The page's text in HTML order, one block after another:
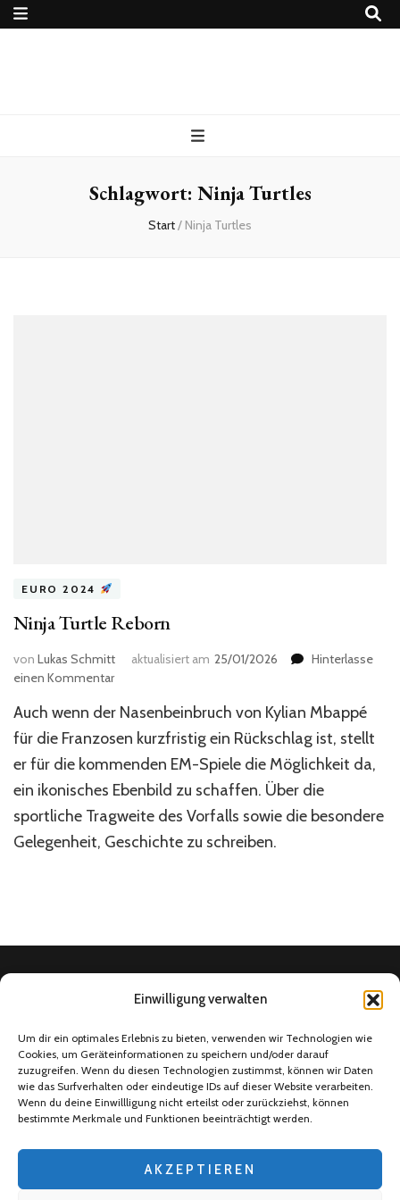
Einwilligung verwalten
Um dir ein optimales Erlebnis zu bieten, verwenden wir Technologien wie
Cookies, um Geräteinformationen zu speichern und/oder darauf
zuzugreifen. Wenn du diesen Technologien zustimmst, können wir Daten
wie das Surfverhalten oder eindeutige IDs auf dieser Website verarbeiten.
Wenn du deine Einwillligung nicht erteilst oder zurückziehst, können
bestimmte Merkmale und Funktionen beeinträchtigt werden.
AKZEPTIEREN
Fußballblog
Schlagwort: Ninja Turtles
Start/ Ninja Turtles
EURO 2024
Ninja Turtle Reborn
von Lukas Schmitt aktualisiert am 25/01/2026
Hinterlasse
einen Kommentarzu
Turtle
Reborn
Auch wenn der Nasenbeinbruch von Kylian Mbappé
für die Franzosen kurzfristig ein Rückschlag ist, stellt
er für die kommenden EM-Spiele die Möglichkeit da,
ein ikonisches Ebenbild zu schaffen. Über die
sportliche Tragweite des Vorfalls sowie die besondere
Gelegenheit, Geschichte zu schreiben.
Social Media
4Ballers Fußballtalk
Über uns